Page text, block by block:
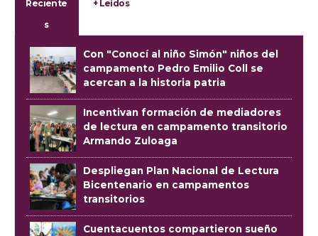
Reciente
s
+ Leídos
Con "Conocí al niño Simón" niños del
campamento Pedro Emilio Coll se
acercan a la historia patria
Incentivan formación de mediadores
de lectura en campamento transitorio
Armando Zuloaga
Despliegan Plan Nacional de Lectura
Bicentenario en campamentos
transitorios
Cuentacuentos compartieron sueño